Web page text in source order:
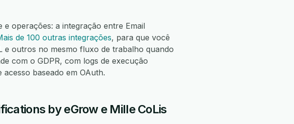
operações: a integração entre Email
de 100 outras integrações, para que você
e outros no mesmo fluxo de trabalho quando
com o GDPR, com logs de execução
baseado em OAuth.
by eGrow e Mille CoLis